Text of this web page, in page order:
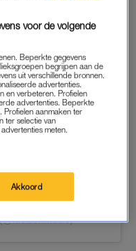
voor de volgende
Beperkte gegevens
begrijpen aan de
uit verschillende bronnen.
advertenties.
en verbeteren. Profielen
advertenties. Beperkte
Profielen aanmaken ter
ter selectie van
meten.
Akkoord